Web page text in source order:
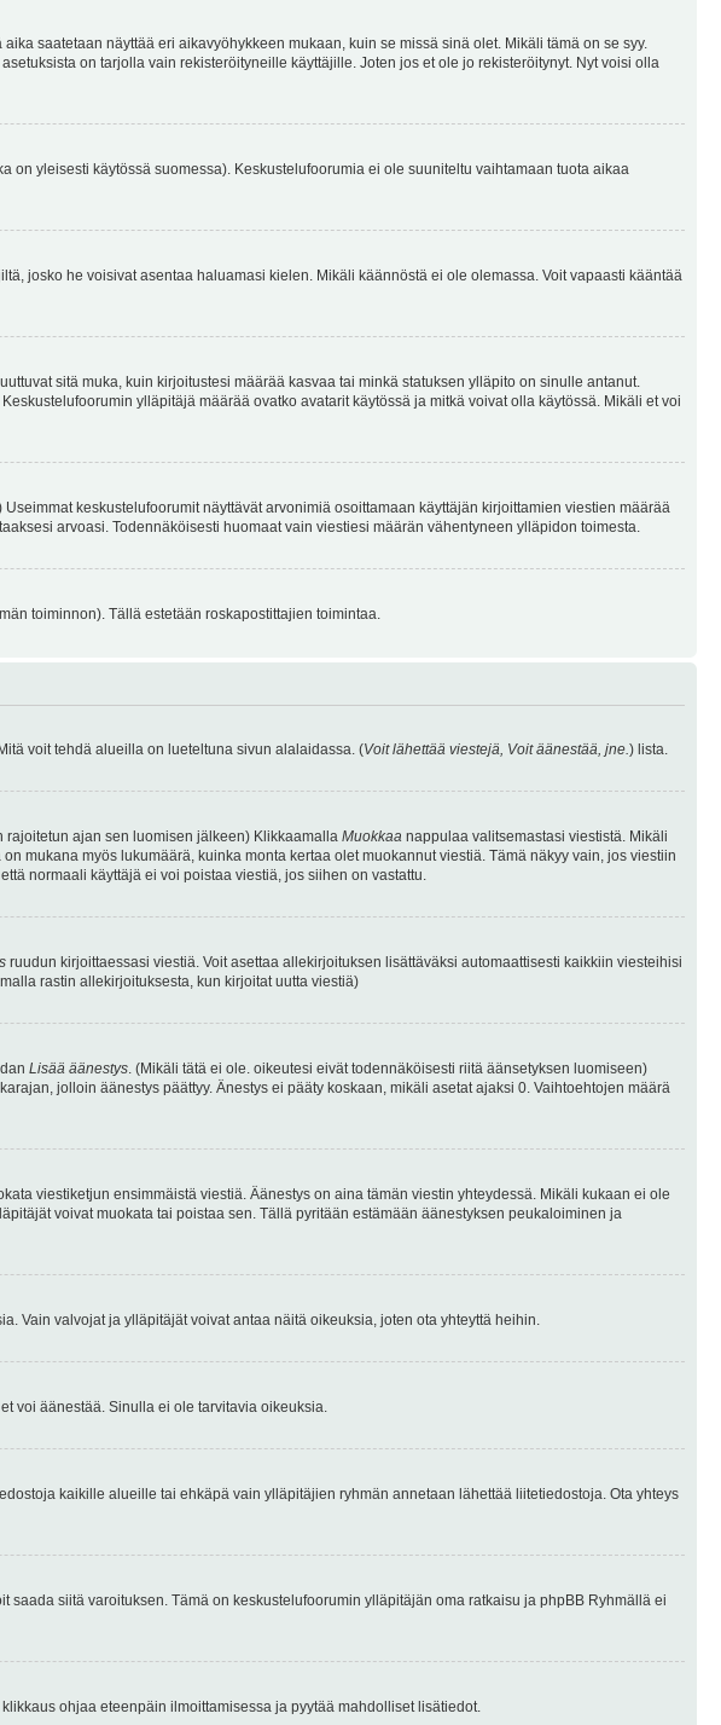
saatetaan näyttää eri aikavyöhykkeen mukaan, kuin se missä sinä olet. Mikäli tämä on se syy.
on tarjolla vain rekisteröityneille käyttäjille. Joten jos et ole jo rekisteröitynyt. Nyt voisi olla
yleisesti käytössä suomessa). Keskustelufoorumia ei ole suuniteltu vaihtamaan tuota aikaa
josko he voisivat asentaa haluamasi kielen. Mikäli käännöstä ei ole olemassa. Voit vapaasti kääntää
sitä muka, kuin kirjoitustesi määrää kasvaa tai minkä statuksen ylläpito on sinulle antanut.
ylläpitäjä määrää ovatko avatarit käytössä ja mitkä voivat olla käytössä. Mikäli et voi
keskustelufoorumit näyttävät arvonimiä osoittamaan käyttäjän kirjoittamien viestien määrää
arvoasi. Todennäköisesti huomaat vain viestiesi määrän vähentyneen ylläpidon toimesta.
toiminnon). Tällä estetään roskapostittajien toimintaa.
voit tehdä alueilla on lueteltuna sivun alalaidassa. (Voit lähettää viestejä, Voit äänestää, jne.) lista.
rajoitetun ajan sen luomisen jälkeen) Klikkaamalla Muokkaa nappulaa valitsemastasi viestistä. Mikäli
mukana myös lukumäärä, kuinka monta kertaa olet muokannut viestiä. Tämä näkyy vain, jos viestiin
normaali käyttäjä ei voi poistaa viestiä, jos siihen on vastattu.
ruudun kirjoittaessasi viestiä. Voit asettaa allekirjoituksen lisättäväksi automaattisesti kaikkiin viesteihisi
rastin allekirjoituksesta, kun kirjoitat uutta viestiä)
Lisää äänestys. (Mikäli tätä ei ole. oikeutesi eivät todennäköisesti riitä äänsetyksen luomiseen)
jolloin äänestys päättyy. Änestys ei pääty koskaan, mikäli asetat ajaksi 0. Vaihtoehtojen määrä
viestiketjun ensimmäistä viestiä. Äänestys on aina tämän viestin yhteydessä. Mikäli kukaan ei ole
voivat muokata tai poistaa sen. Tällä pyritään estämään äänestyksen peukaloiminen ja
Vain valvojat ja ylläpitäjät voivat antaa näitä oikeuksia, joten ota yhteyttä heihin.
voi äänestää. Sinulla ei ole tarvitavia oikeuksia.
kaikille alueille tai ehkäpä vain ylläpitäjien ryhmän annetaan lähettää liitetiedostoja. Ota yhteys
siitä varoituksen. Tämä on keskustelufoorumin ylläpitäjän oma ratkaisu ja phpBB Ryhmällä ei
ohjaa eteenpäin ilmoittamisessa ja pyytää mahdolliset lisätiedot.